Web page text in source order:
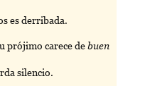
es derribada.
prójimo carece debuen
silencio.